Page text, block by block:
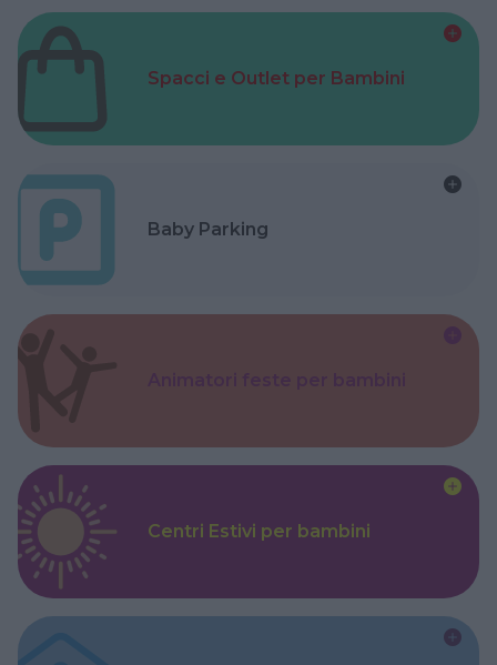
Spacci e Outlet per Bambini
Baby Parking
Centri Estivi per bambini